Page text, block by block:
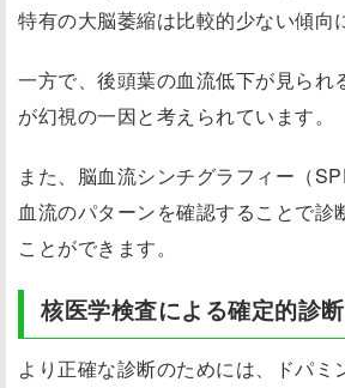
特有の大脳萎縮は比較的少ない傾向
一方で、後頭葉の血流低下が見られ
が幻視の一因と考えられています。
また、脳血流シンチグラフィー（
血流のパターンを確認することで診
ことができます。
核医学検査による確定的診断
より正確な診断のためには、ドパミ